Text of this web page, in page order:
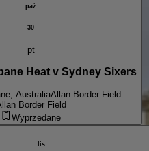
paź
30
pt
Heat v Sydney Sixers
AustraliaAllan Border Field
Border Field
Wyprzedane
lis